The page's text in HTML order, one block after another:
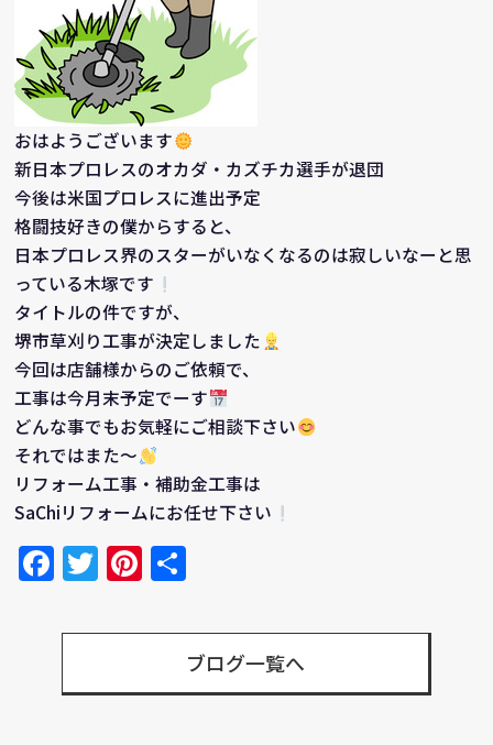
おはようございます
新日本プロレスのオカダ・カズチカ選手が退団
今後は米国プロレスに進出予定
格闘技好きの僕からすると、
日本プロレス界のスターがいなくなるのは寂しいなーと思
っている木塚です
タイトルの件ですが、
堺市草刈り工事が決定しました
今回は店舗様からのご依頼で、
工事は今月末予定でーす
どんな事でもお気軽にご相談下さい
それではまた～
リフォーム工事・補助金工事は
SaChiリフォームにお任せ下さい
Facebook
TwitterPinterest
ブログ一覧へ